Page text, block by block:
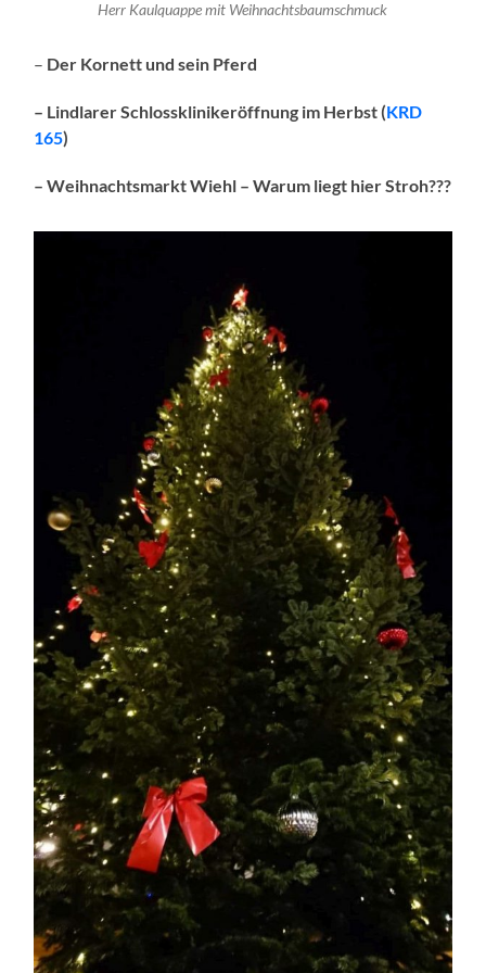
Herr Kaulquappe mit Weihnachtsbaumschmuck
– Der Kornett und sein Pferd
– Lindlarer Schlossklinikeröffnung im Herbst (KRD
165)
– Weihnachtsmarkt Wiehl – Warum liegt hier Stroh???